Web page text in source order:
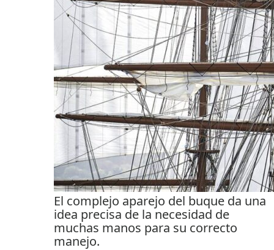
El complejo aparejo del buque da una
idea precisa de la necesidad de
muchas manos para su correcto
manejo.